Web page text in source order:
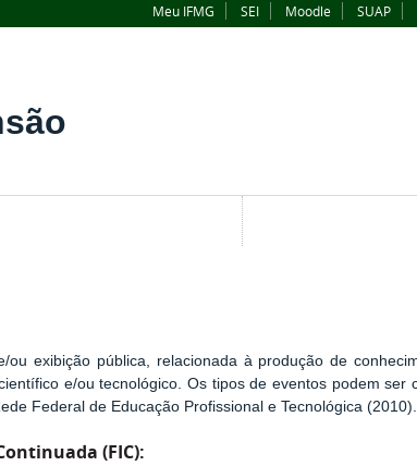
Meu IFMG SEI Moodle SUAP
ou exibição pública, relacionada à produção de
e/ou tecnológico. Os tipos de eventos podem ser
Federal de Educação Profissional e Tecnológica (2010).
(FIC):